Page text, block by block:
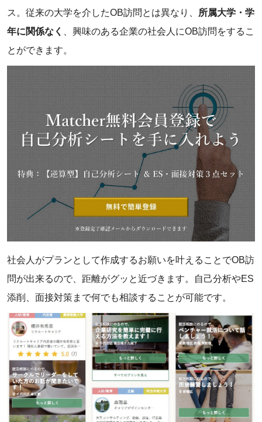
ス。従来の大学を介したOB訪問とは異なり、 所属大学・学
年に関係なく 、興味のある企業の社会人にOB訪問をするこ
とができます。
‌社会人がプランとして作成するお願いを叶えることでOB訪
問が出来るので、距離がグッと近づきます。自己分析やES
添削、面接対策まで何でも相談することが可能です。